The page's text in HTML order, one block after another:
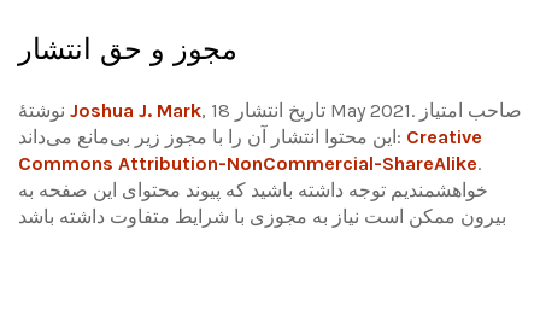
مجوز و حق انتشار
Joshua J. Mark, تاریخ انتشار 18 May 2021. صاحب امتیاز
این محتوا انتشار آن را با مجوز زیر بی‌مانع می‌داند: Creative
Commons Attribution-NonCommercial-ShareAlike.
خواهشمندیم توجه داشته باشید که پیوند محتوای این صفحه به
بیرون ممکن است نیاز به مجوزی با شرایط متفاوت داشته باشد